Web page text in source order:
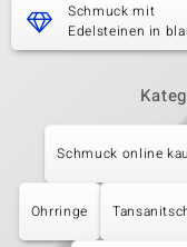
Schmuck mit
Edelsteinen in
Schmuck online
Ohrringe